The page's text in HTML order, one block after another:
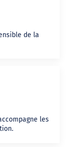
de la
les